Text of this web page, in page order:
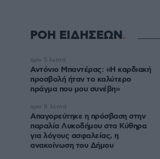
ΡΟΗ ΕΙΔΗΣΕΩΝ
Αντόνιο Μπαντέρας: «Η καρδιακή
προσβολή ήταν το καλύτερο
πράγμα που μου συνέβη»
πριν 5 λεπτά
Απαγορεύτηκε η πρόσβαση στην
παραλία Λυκοδήμου στα Κύθηρα
για λόγους ασφαλείας, η
ανακοίνωση του Δήμου
πριν 8 λεπτά